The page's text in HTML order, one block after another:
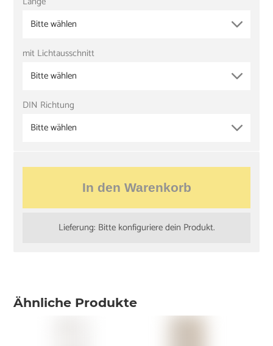
Bitte wählen
mit Lichtausschnitt
Bitte wählen
DIN Richtung
Bitte wählen
In den Warenkorb
Lieferung: Bitte konfiguriere dein Produkt.
Ähnliche Produkte